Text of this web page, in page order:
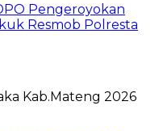
Pengeroyokan
Resmob Polresta